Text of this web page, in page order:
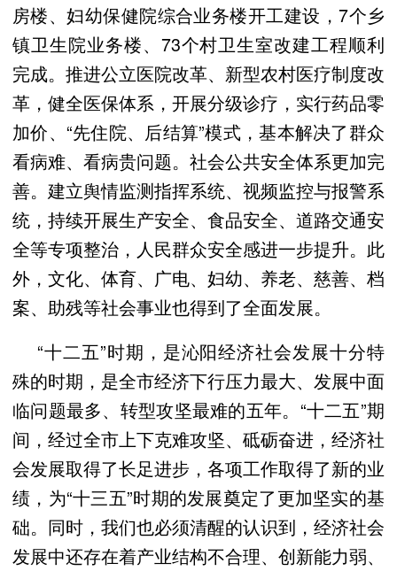
房楼、妇幼保健院综合业务楼开工建设，7个乡
镇卫生院业务楼、73个村卫生室改建工程顺利
完成。推进公立医院改革、新型农村医疗制度改
革，健全医保体系，开展分级诊疗，实行药品零
加价、“先住院、后结算”模式，基本解决了群众
看病难、看病贵问题。社会公共安全体系更加完
善。建立舆情监测指挥系统、视频监控与报警系
统，持续开展生产安全、食品安全、道路交通安
全等专项整治，人民群众安全感进一步提升。此
外，文化、体育、广电、妇幼、养老、慈善、档
案、助残等社会事业也得到了全面发展。
“十二五”时期，是沁阳经济社会发展十分特
殊的时期，是全市经济下行压力最大、发展中面
临问题最多、转型攻坚最难的五年。“十二五”期
间，经过全市上下克难攻坚、砥砺奋进，经济社
会发展取得了长足进步，各项工作取得了新的业
绩，为“十三五”时期的发展奠定了更加坚实的基
础。同时，我们也必须清醒的认识到，经济社会
发展中还存在着产业结构不合理、创新能力弱、